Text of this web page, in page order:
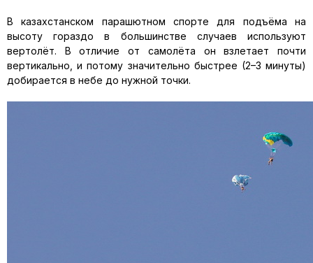
В казахстанском парашютном спорте для подъёма на
высоту гораздо в большинстве случаев используют
вертолёт. В отличие от самолёта он взлетает почти
вертикально, и потому значительно быстрее (2–3 минуты)
добирается в небе до нужной точки.